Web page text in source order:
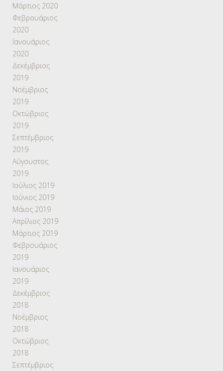
Μάρτιος 2020
Φεβρουάριος
2020
Ιανουάριος
2020
Δεκέμβριος
2019
Νοέμβριος
2019
Οκτώβριος
2019
Σεπτέμβριος
2019
Αύγουστος
2019
Ιούλιος 2019
Ιούνιος 2019
Μάιος 2019
Απρίλιος 2019
Μάρτιος 2019
Φεβρουάριος
2019
Ιανουάριος
2019
Δεκέμβριος
2018
Νοέμβριος
2018
Οκτώβριος
2018
Σεπτέμβριος